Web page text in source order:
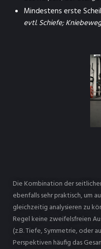
Mindestens erste
evtl. Schiefe;
Die Kombination der
ebenfalls sehr praktisch, um
gleichzeitig analysieren zu
Regel keine zweifelsfreien
(z.B. Tiefe, Symmetrie, oder
Perspektiven häufig das